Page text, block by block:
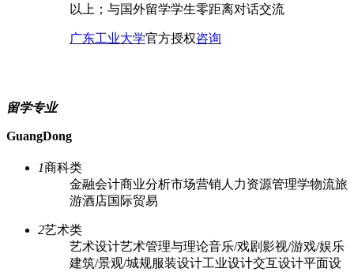
以上；与国外留学学生零距离对话交流
广东工业大学官方授权咨询
留学专业
GuangDong
1商科类
金融会计商业分析市场营销 人力资源管理学物流旅
游酒店国际贸易
2艺术类
艺术设计艺术管理与理论音乐/戏剧影视/游戏/娱乐
建筑/景观/城规服装设计工业设计交互设计平面设